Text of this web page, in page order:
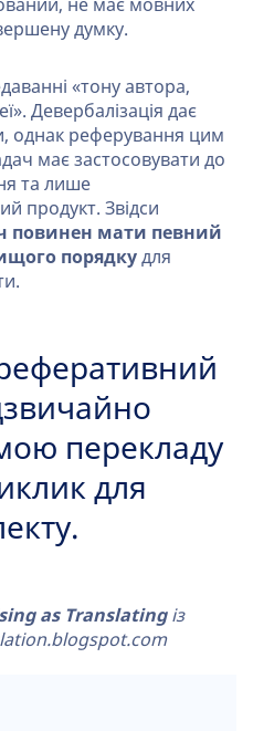
не має мовних
думку.
«тону автора,
Девербалізація дає
однак реферування цим
має застосовувати до
та лише
продукт. Звідси
повинен мати певний
порядку для
перекладу
для
as Translatingіз